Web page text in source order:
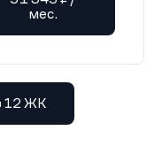
г.
г.
г.
г.
г.
г.
г.
мес.
12 ЖК